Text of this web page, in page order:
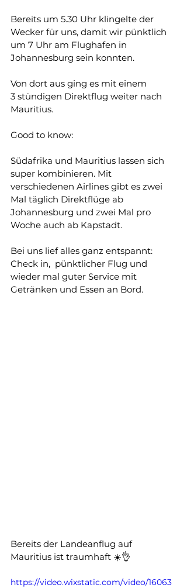
Bereits um 5.30 Uhr klingelte der
Wecker für uns, damit wir pünktlich
um 7 Uhr am Flughafen in
Johannesburg sein konnten.
Von dort aus ging es mit einem
3 stündigen Direktflug weiter nach
Mauritius.
Good to know:
Südafrika und Mauritius lassen sich
super kombinieren. Mit
verschiedenen Airlines gibt es zwei
Mal täglich Direktflüge ab
Johannesburg und zwei Mal pro
Woche auch ab Kapstadt.
Bei uns lief alles ganz entspannt:
Check in,  pünktlicher Flug und
wieder mal guter Service mit
Getränken und Essen an Bord.
Bereits der Landeanflug auf
Mauritius ist traumhaft ☀️👌
https://video.wixstatic.com/video/16063